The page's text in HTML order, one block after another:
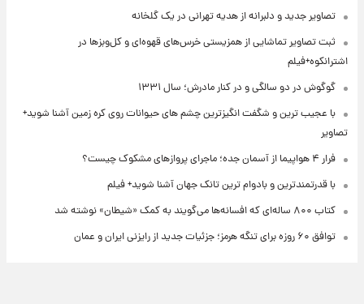
تصاویر جدید و دلبرانه از هدیه تهرانی در یک گلخانه
ثبت تصاویر تماشایی از همزیستی خرس‌های قهوه‌ای و کل‌وبزها در
اشترانکوه+فیلم
گوگوش در دو سالگی و در کنار مادرش؛ سال ۱۳۳۱
با عجیب ترین و شگفت انگیزترین چشم های حیوانات روی کره زمین آشنا شوید+
تصاویر
فرار ۴ هواپیما از آسمان جده؛ ماجرای پروازهای مشکوک چیست؟
با قدرتمندترین و بادوام ترین تانک جهان آشنا شوید+ فیلم
کتاب ۸۰۰ ساله‌ای که افسانه‌ها می‌گویند به کمک «شیطان» نوشته شد
توافق ۶۰ روزه برای تنگه هرمز؛ جزئیات جدید از رایزنی ایران و عمان